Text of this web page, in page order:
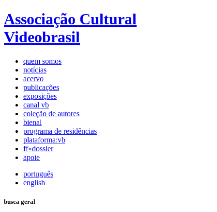
Associação Cultural
Videobrasil
quem somos
notícias
acervo
publicações
exposições
canal vb
coleção de autores
bienal
programa de residências
plataforma:vb
ff»dossier
apoie
português
english
busca geral